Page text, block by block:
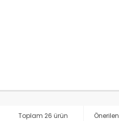
Toplam 26 ürün